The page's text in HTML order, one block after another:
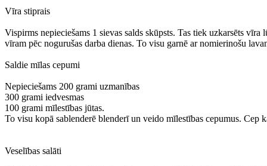
Vīra stiprais
Vispirms nepieciešams 1 sievas salds skūpsts. Tas tiek uzkarsēts
vīram pēc nogurušas darba dienas. To visu garnē ar nomierinošu
Saldie mīlas cepumi
Nepieciešams 200 grami uzmanības
300 grami iedvesmas
100 grami mīlestības jūtas.
To visu kopā sablenderē blenderī un veido mīlestības cepumus. Cep
Veselības salāti